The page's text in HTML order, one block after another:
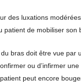
des luxations
de mobiliser son
bras doit être vue par
ou d’infirmer
peut encore